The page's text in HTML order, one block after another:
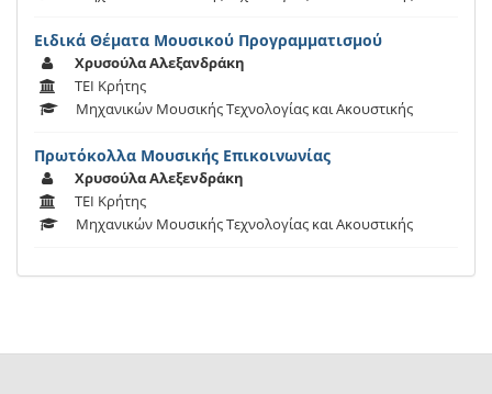
Ειδικά Θέματα Μουσικού Προγραμματισμού
Χρυσούλα Αλεξανδράκη
ΤΕΙ Κρήτης
Μηχανικών Μουσικής Τεχνολογίας και Ακουστικής
Πρωτόκολλα Μουσικής Επικοινωνίας
Χρυσούλα Αλεξενδράκη
ΤΕΙ Κρήτης
Μηχανικών Μουσικής Τεχνολογίας και Ακουστικής